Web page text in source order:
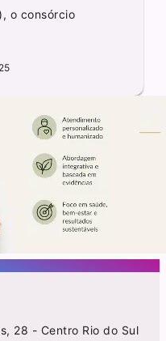
o consórcio
28 - Centro Rio do Sul